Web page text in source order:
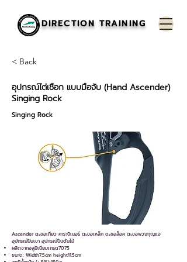
DIRECTION TRAINING
< Back
อุปกรณ์ไต่เชือก แบบมือจับ (Hand Ascender)
Singing Rock
Singing Rock
Ascender ตะขอเกียว คาราบิเนอร์ ตะขอเหล็ก ตะขอล็อค ตะขอพวงกุญแจ
อุปกรณ์ปีนเขา อุปกรณ์ปีนต้นไม้
ผลิตจากอลูมิเนียมเกรด7075
ขนาด: Width7.5cm height11.5cm